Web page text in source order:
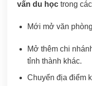
vấn du học trong
Mới mở văn
Mở thêm chi
tỉnh thành khác.
Chuyển địa điểm